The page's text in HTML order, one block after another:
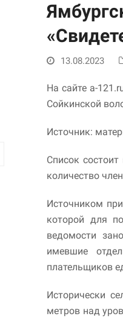
13.08.2023
На сайте a-
Сойкинской
Источник:
Список
количество
Источником
которой для
ведомости
имевшие
плательщиков
Исторически
метров над